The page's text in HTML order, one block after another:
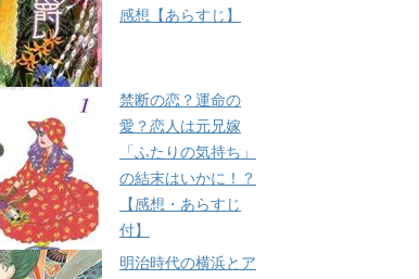
感想【あらすじ】
禁断の恋？運命の
愛？恋人は元兄嫁
「ふたりの気持ち」
の結末はいかに！？
【感想・あらすじ
付】
明治時代の横浜とア